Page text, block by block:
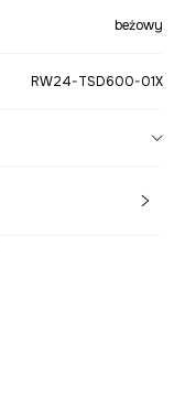
beżowy
RW24-TSD600-01X